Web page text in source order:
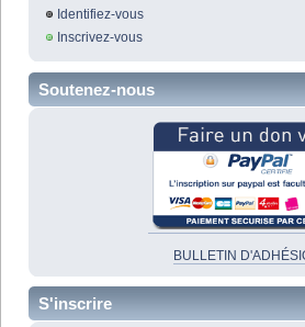
Identifiez-vous
Inscrivez-vous
Soutenez-nous
BULLETIN
S'inscrire